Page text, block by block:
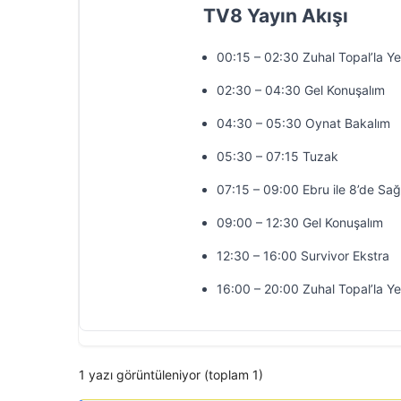
TV8 Yayın Akışı
00:15 – 02:30 Zuhal Topal’la
02:30 – 04:30 Gel Konuşalım
04:30 – 05:30 Oynat Bakalım
05:30 – 07:15 Tuzak
07:15 – 09:00 Ebru ile 8’de
09:00 – 12:30 Gel Konuşalım
12:30 – 16:00 Survivor Ekstra
16:00 – 20:00 Zuhal Topal’la
1 yazı görüntüleniyor (toplam 1)